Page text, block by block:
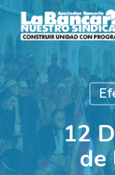
Skip
main
content
12
de